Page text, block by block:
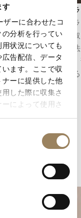
す
ーに合わせたコ
分析を行ってい
状況についても
告配信、データ
ます。ここで収
ーに提供した他
した際に収集さ
によって使用さ
よって発
に及ぼす
た複雑機
ャリッジ
減を図
最も重要
アング
アング
ジに面
上げ技
反射し
部に至
します。